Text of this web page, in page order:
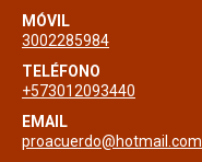
MÓVIL
3002285984
TELÉFONO
+573012093440
EMAIL
proacuerdo@hotmail.com